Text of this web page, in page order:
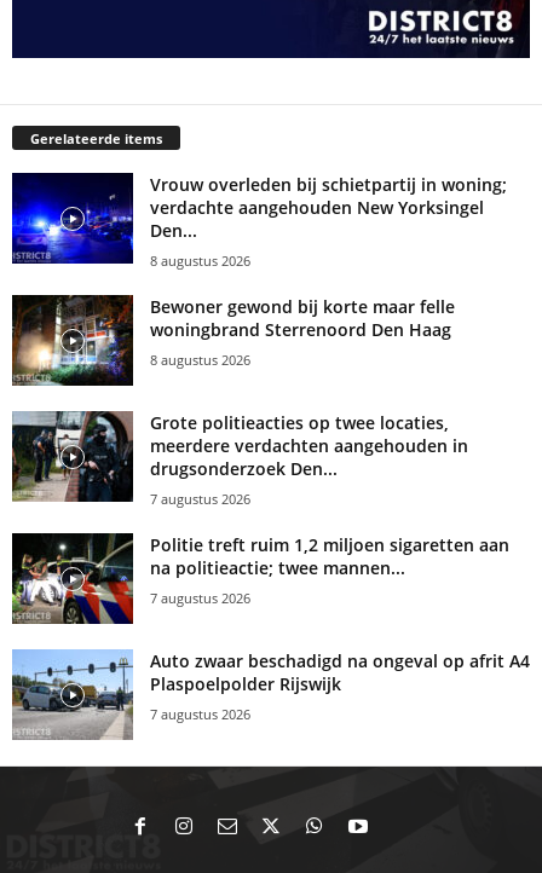
Gerelateerde items
Vrouw overleden bij schietpartij in woning;
verdachte aangehouden New Yorksingel
Den...
8 augustus 2026
Bewoner gewond bij korte maar felle
woningbrand Sterrenoord Den Haag
8 augustus 2026
Grote politieacties op twee locaties,
meerdere verdachten aangehouden in
drugsonderzoek Den...
7 augustus 2026
Politie treft ruim 1,2 miljoen sigaretten aan
na politieactie; twee mannen...
7 augustus 2026
Auto zwaar beschadigd na ongeval op afrit A4
Plaspoelpolder Rijswijk
7 augustus 2026